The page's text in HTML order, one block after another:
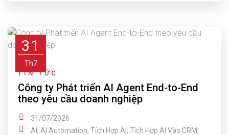
31
Th7
TIN TỨC
Công ty Phát triển AI Agent End-to-End
theo yêu cầu doanh nghiệp
31/07/2026
AI , AI Automation, Tích Hợp AI , Tích Hợp AI Vào CRM,